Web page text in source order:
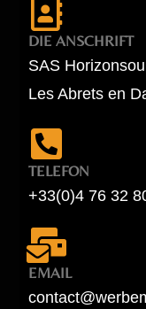
DIE ANSCHRIFT
SAS
Les Abrets en
TELEFON
+33(0)4 76 32
EMAIL